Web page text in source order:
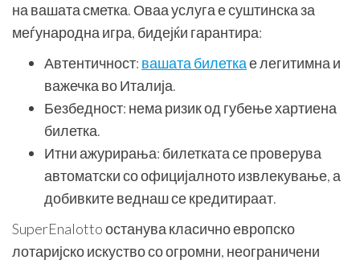
на вашата сметка. Оваа услуга е суштинска за
меѓународна игра, бидејќи гарантира:
Автентичност: вашата билеткае легитимна и
важечка во Италија.
Безбедност: нема ризик од губење хартиена
билетка.
Итни ажурирања: билетката се проверува
автоматски со официјалното извлекување, а
добивките веднаш се кредитираат.
SuperEnalotto останува класично европско
лотаријско искуство со огромни, неограничени